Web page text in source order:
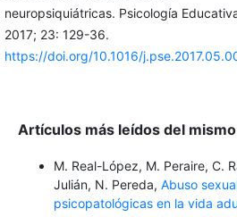
neuropsiquiátricas. Psicología
2017; 23: 129-36.
https://doi.org/10.1016/
Artículos más leídos del
M. Real-López, M. Peraire, C.
Julián, N. Pereda, Abuso
psicopatológicas en la vida